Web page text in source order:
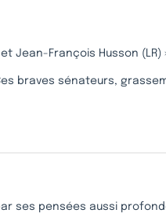
Jean-François Husson (LR)
Ces braves sénateurs,
ses pensées aussi